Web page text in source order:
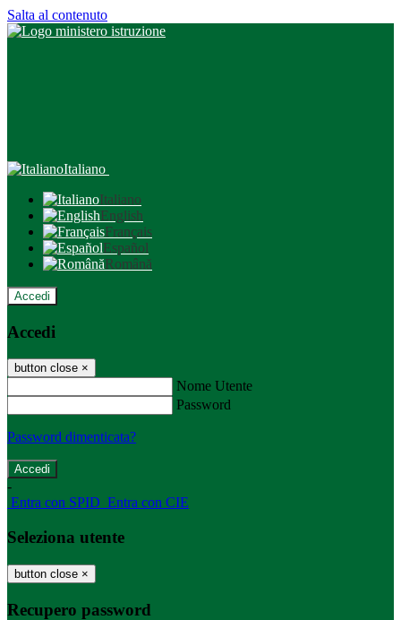
Salta al contenuto
Italiano
Italiano
English
Français
Español
Română
Accedi
Accedi
button close ×
Nome Utente
Password
Password dimenticata?
-
Entra con SPID Entra con CIE
Seleziona utente
button close ×
Recupero password